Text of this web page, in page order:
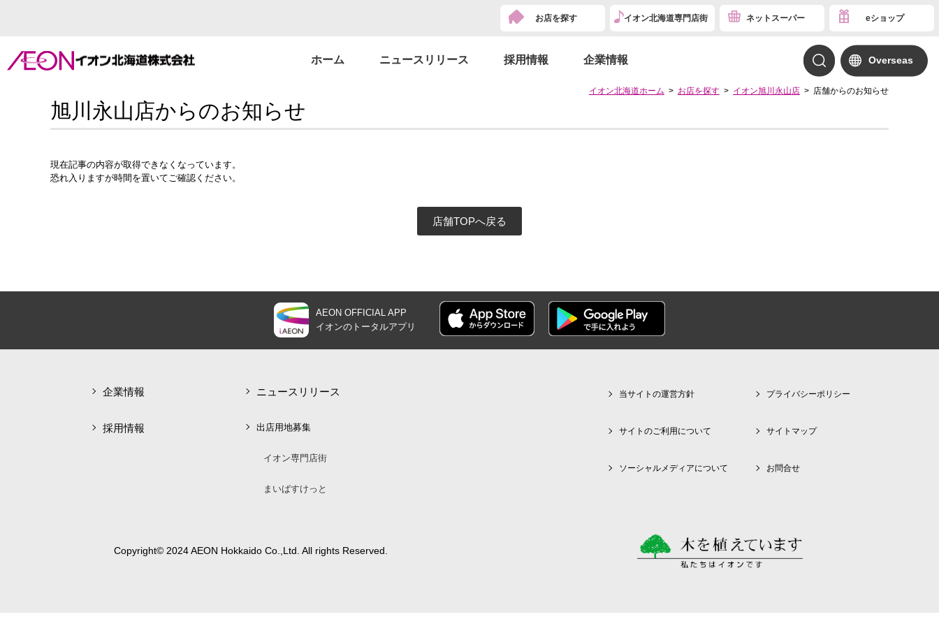
お店を探す イオン北海道専門店街 ネットスーパー eショップ
ホーム ニュースリリース 採用情報 企業情報 Overseas
イオン北海道ホーム お店を探す イオン旭川永山店 店舗からのお知らせ
旭川永山店からのお知らせ
現在記事の内容が取得できなくなっています。
恐れ入りますが時間を置いてご確認ください。
店舗TOPへ戻る
AEON OFFICIAL APP
イオンの トータルアプリ
企業情報
採用情報
ニュースリリース
出店用地募集
イオン専門店街
まいばすけっと
当サイトの運営方針
サイトのご利用について
ソーシャルメディアについて
プライバシーポリシー
サイトマップ
お問合せ
Copyright© 2024 AEON Hokkaido Co.,Ltd. All rights Reserved.